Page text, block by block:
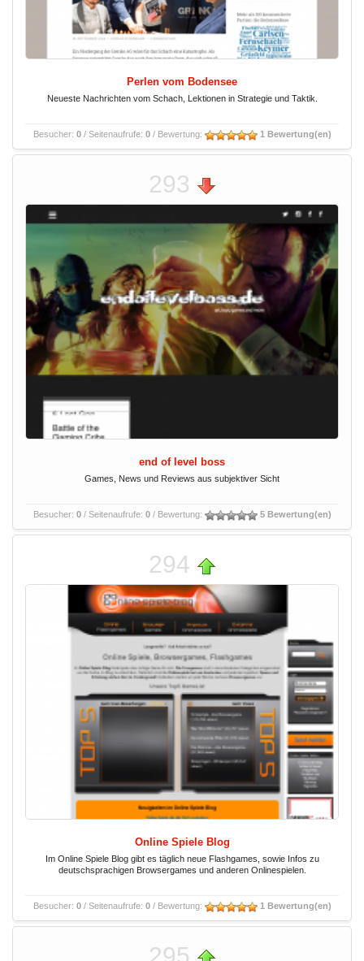
Perlen vom Bodensee
Neueste Nachrichten vom Schach, Lektionen in Strategie und Taktik.
Besucher: 0/ Seitenaufrufe: 0/ Bewertung: 1 Bewertung(en)
293
end of level boss
Games, News und Reviews aus subjektiver Sicht
Besucher: 0/ Seitenaufrufe: 0/ Bewertung: 5 Bewertung(en)
294
Online Spiele Blog
Im Online Spiele Blog gibt es täglich neue Flashgames, sowie Infos zu
deutschsprachigen Browsergames und anderen Onlinespielen.
Besucher: 0/ Seitenaufrufe: 0/ Bewertung: 1 Bewertung(en)